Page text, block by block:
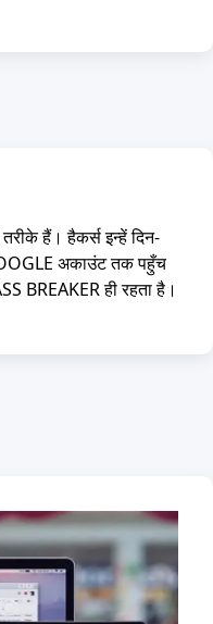
हैं। हैकर्स इन्हें दिन-
अकाउंट तक पहुँच
BREAKER ही रहता है।